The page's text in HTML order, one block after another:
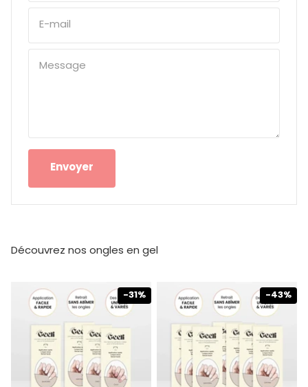
E-mail
Message
Envoyer
Découvrez nos ongles en gel
-31% -43%